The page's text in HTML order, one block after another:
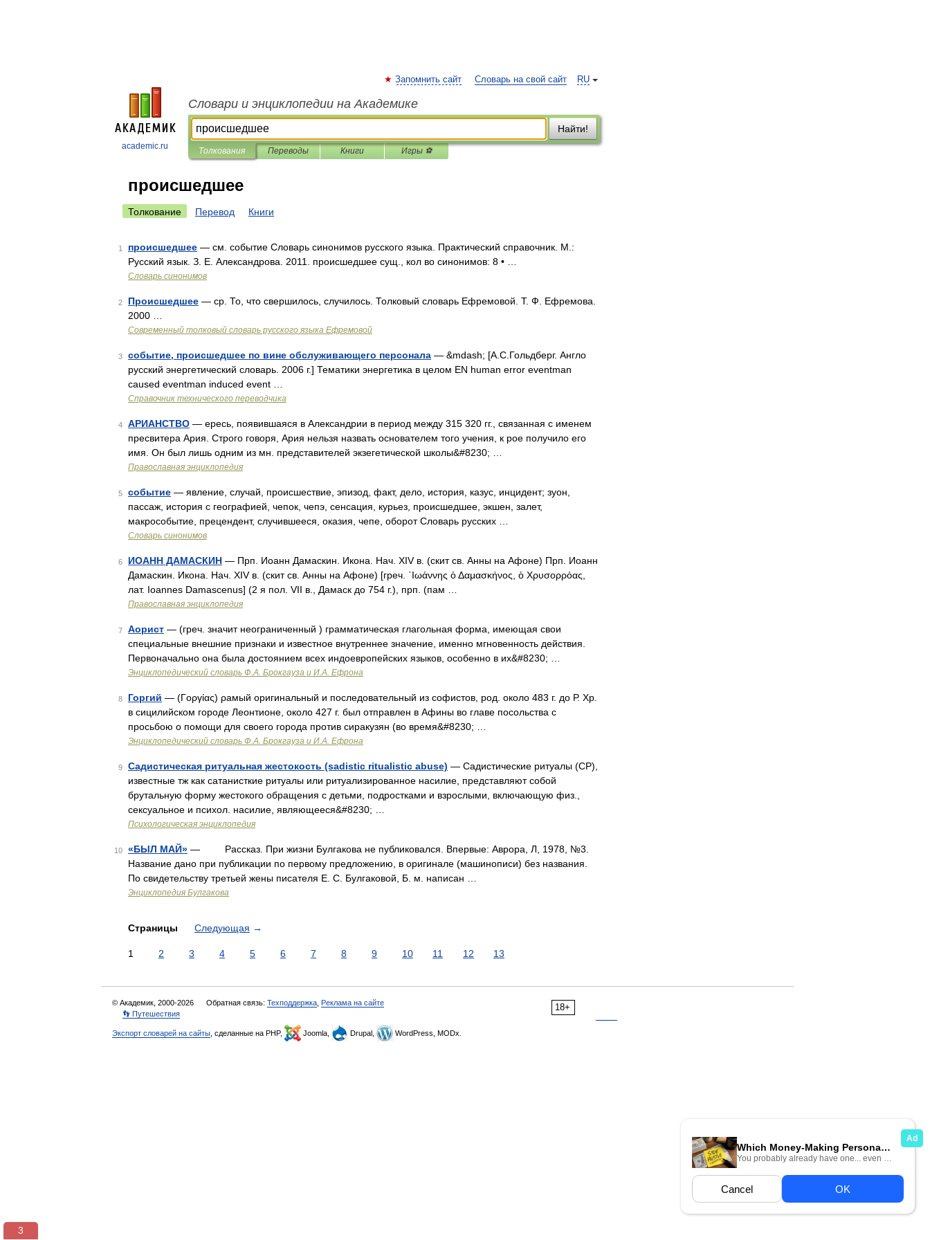
academic.ru
RU
Запомнить сайт Словарь на свой сайт
Словари и энциклопедии на Академике
Найти!
Толкования Переводы Книги Игры ⚽
происшедшее
Толкование Перевод Книги
1 происшедшее — см. событие Словарь синонимов русского языка. Практический справочник. М.:
Русский язык. З. Е. Александрова. 2011. происшедшее сущ., кол во синонимов: 8 • …
Словарь синонимов
2 Происшедшее — ср. То, что свершилось, случилось. Толковый словарь Ефремовой. Т. Ф. Ефремова.
2000 …
Современный толковый словарь русского языка Ефремовой
3 событие, происшедшее по вине обслуживающего персонала — &mdash; [А.С.Гольдберг. Англо
русский энергетический словарь. 2006 г.] Тематики энергетика в целом EN human error eventman
caused eventman induced event …
Справочник технического переводчика
4 АРИАНСТВО — ересь, появившаяся в Александрии в период между 315 320 гг., связанная с именем
пресвитера Ария. Строго говоря, Ария нельзя назвать основателем того учения, к рое получило его
имя. Он был лишь одним из мн. представителей экзегетической школы&#8230; …
Православная энциклопедия
5 событие — явление, случай, происшествие, эпизод, факт, дело, история, казус, инцидент; зуон,
пассаж, история с географией, чепок, чепэ, сенсация, курьез, происшедшее, экшен, залет,
макрособытие, прецендент, случившееся, оказия, чепе, оборот Словарь русских …
Словарь синонимов
6 ИОАНН ДАМАСКИН — Прп. Иоанн Дамаскин. Икона. Нач. XIV в. (скит св. Анны на Афоне) Прп. Иоанн
Дамаскин. Икона. Нач. XIV в. (скит св. Анны на Афоне) [греч. ᾿Ιωάννης ὁ Δαμασκήνος, ὁ Χρυσορρόας,
лат. Ioannes Damascenus] (2 я пол. VII в., Дамаск до 754 г.), прп. (пам …
Православная энциклопедия
7 Аорист — (греч. значит неограниченный ) грамматическая глагольная форма, имеющая свои
специальные внешние признаки и известное внутреннее значение, именно мгновенность действия.
Первоначально она была достоянием всех индоевропейских языков, особенно в их&#8230; …
Энциклопедический словарь Ф.А. Брокгауза и И.А. Ефрона
8 Горгий — (Γοργίας) ρамый оригинальный и последовательный из софистов, род. около 483 г. до Р. Хр.
в сицилийском городе Леонтионе, около 427 г. был отправлен в Афины во главе посольства с
просьбою о помощи для своего города против сиракузян (во время&#8230; …
Энциклопедический словарь Ф.А. Брокгауза и И.А. Ефрона
9 Садистическая ритуальная жестокость (sadistic ritualistic abuse) — Садистические ритуалы (СР),
известные тж как сатанисткие ритуалы или ритуализированное насилие, представляют собой
брутальную форму жестокого обращения с детьми, подростками и взрослыми, включающую физ.,
сексуальное и психол. насилие, являющееся&#8230; …
Психологическая энциклопедия
10 «БЫЛ МАЙ» — Рассказ. При жизни Булгакова не публиковался. Впервые: Аврора, Л, 1978, №3.
Название дано при публикации по первому предложению, в оригинале (машинописи) без названия.
По свидетельству третьей жены писателя Е. С. Булгаковой, Б. м. написан …
Энциклопедия Булгакова
Страницы Следующая →
1 2 3 4 5 6 7 8 9 10 11 12 13
18+
© Академик, 2000-2026 Обратная связь: Техподдержка Реклама на сайте
👣 Путешествия
Экспорт словарей на сайты , сделанные на PHP, Joomla, Drupal, WordPress, MODx.
3